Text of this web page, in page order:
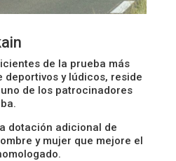
de la prueba más
deportivos y lúdicos, reside
de los patrocinadores
dotación adicional de
y mujer que mejore el